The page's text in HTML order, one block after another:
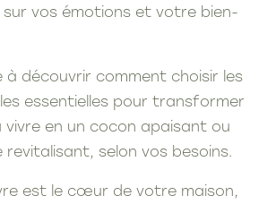
sur vos émotions et votre bien-
à découvrir comment choisir les
essentielles pour transformer
vivre en un cocon apaisant ou
revitalisant, selon vos besoins.
est le cœur de votre maison,